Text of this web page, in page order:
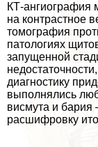
КТ-ангиография
на контрастное
томография
патологиях
запущенной
диагностику
выполнялись
висмута и бария
расшифровку